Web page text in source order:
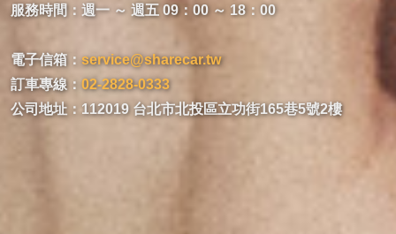
服務時間：週一 ～ 週五 09：00 ～ 18：00
電子信箱： service@sharecar.tw
訂車專線： 02-2828-0333
公司地址：112019 台北市北投區立功街165巷5號2樓